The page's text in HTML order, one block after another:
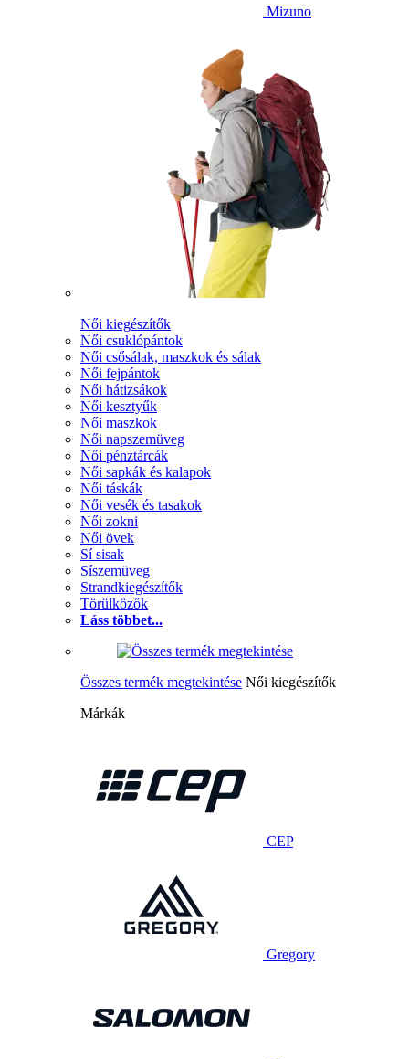
Mizuno
Női kiegészítők
Női csuklópántok
Női csősálak, maszkok és sálak
Női fejpántok
Női hátizsákok
Női kesztyűk
Női maszkok
Női napszemüveg
Női pénztárcák
Női sapkák és kalapok
Női táskák
Női vesék és tasakok
Női zokni
Női övek
Sí sisak
Síszemüveg
Strandkiegészítők
Törülközők
Láss többet...
Összes termék megtekintése Női kiegészítők
Márkák
CEP
Gregory